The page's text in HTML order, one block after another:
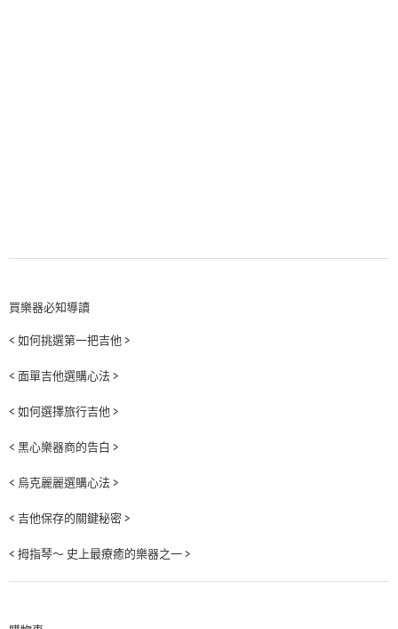
買樂器必知導讀
< 如何挑選第一把吉他 >
< 面單吉他選購心法 >
< 如何選擇旅行吉他 >
< 黑心樂器商的告白 >
< 烏克麗麗選購心法 >
< 吉他保存的關鍵秘密 >
< 拇指琴～ 史上最療癒的樂器之一 >